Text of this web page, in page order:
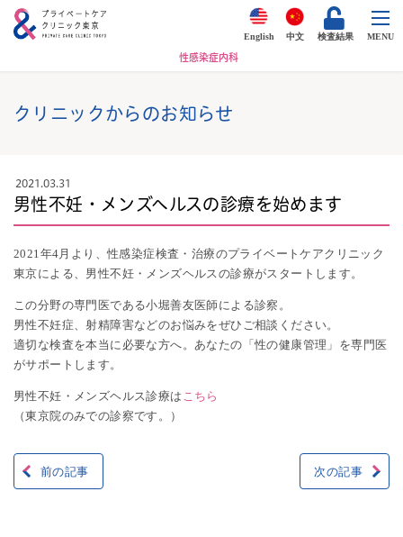
English 中文 検査結果 MENU
性感染症内科
クリニックからのお知らせ
2021.03.31
男性不妊・メンズヘルスの診療を始めます
2021年4月より、性感染症検査・治療のプライベートケアクリニック
東京による、男性不妊・メンズヘルスの診療がスタートします。
この分野の専門医である小堀善友医師による診察。
男性不妊症、射精障害などのお悩みをぜひご相談ください。
適切な検査を本当に必要な方へ。あなたの「性の健康管理」を専門医
がサポートします。
男性不妊・メンズヘルス診療は こちら
（東京院のみでの診察です。）
投
前の記事 次の記事